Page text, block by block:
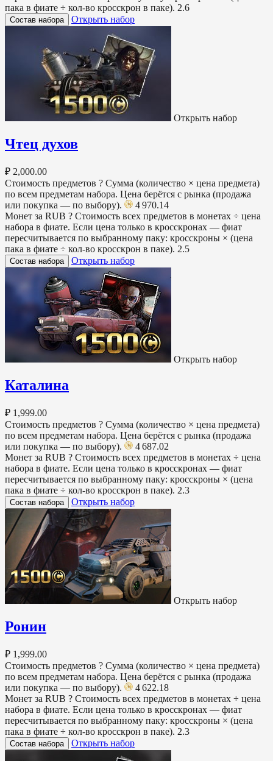
пака в фиате ÷ кол-во кросскрон в паке). 2.6
Состав набора Открыть набор
Открыть набор
Чтец духов
₽ 2,000.00
Стоимость предметов ? Сумма (количество × цена предмета)
по всем предметам набора. Цена берётся с рынка (продажа
или покупка — по выбору).
4 970.14
Монет за RUB ? Стоимость всех предметов в монетах ÷ цена
набора в фиате. Если цена только в кросскронах — фиат
пересчитывается по выбранному паку: кросскроны × (цена
пака в фиате ÷ кол-во кросскрон в паке). 2.5
Состав набора Открыть набор
Открыть набор
Каталина
₽ 1,999.00
Стоимость предметов ? Сумма (количество × цена предмета)
по всем предметам набора. Цена берётся с рынка (продажа
или покупка — по выбору).
4 687.02
Монет за RUB ? Стоимость всех предметов в монетах ÷ цена
набора в фиате. Если цена только в кросскронах — фиат
пересчитывается по выбранному паку: кросскроны × (цена
пака в фиате ÷ кол-во кросскрон в паке). 2.3
Состав набора Открыть набор
Открыть набор
Ронин
₽ 1,999.00
Стоимость предметов ? Сумма (количество × цена предмета)
по всем предметам набора. Цена берётся с рынка (продажа
или покупка — по выбору).
4 622.18
Монет за RUB ? Стоимость всех предметов в монетах ÷ цена
набора в фиате. Если цена только в кросскронах — фиат
пересчитывается по выбранному паку: кросскроны × (цена
пака в фиате ÷ кол-во кросскрон в паке). 2.3
Состав набора Открыть набор